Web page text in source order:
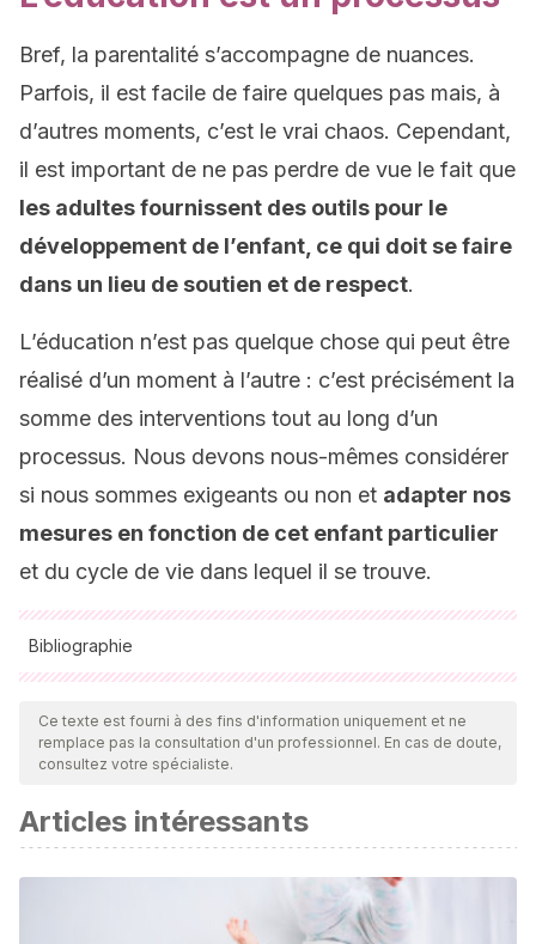
Bref, la parentalité s’accompagne de nuances.
Parfois, il est facile de faire quelques pas mais, à
d’autres moments, c’est le vrai chaos. Cependant,
il est important de ne pas perdre de vue le fait que
les adultes fournissent des outils pour le
développement de l’enfant, ce qui doit se faire
dans un lieu de soutien et de respect.
L’éducation n’est pas quelque chose qui peut être
réalisé d’un moment à l’autre : c’est précisément la
somme des interventions tout au long d’un
processus. Nous devons nous-mêmes considérer
si nous sommes exigeants ou non et adapter nos
mesures en fonction de cet enfant particulier
et du cycle de vie dans lequel il se trouve.
Bibliographie
Toutes les sources citées ont été examinées en profondeur
par notre équipe pour garantir leur qualité, leur fiabilité, leur
actualité et leur validité. La bibliographie de cet article a été
ou scientifique
Capano Bosch, Alvaro, González Tornaría, María del Luján,
& Massonnier, Natalie. (2016). Estilos relacionales
parentales: estudio con adolescentes y sus
Ce texte est fourni à des fins d'information uniquement et ne
remplace pas la consultation d'un professionnel. En cas de doute,
consultez votre spécialiste.
Articles intéressants